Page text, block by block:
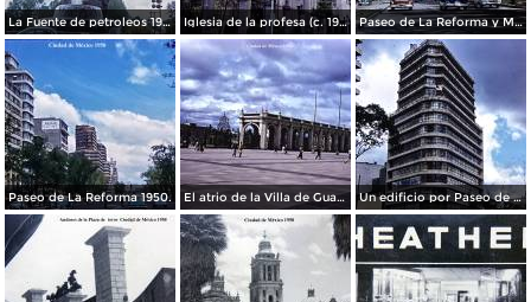
La Fuente de petroleos 1950. Iglesia de la profesa (c. 1950) Paseo de La Reforma y Mto a La Independencia 1950
Paseo de La Reforma 1950. El atrio de la Villa de Guadalupe 1950. Un edificio por Paseo de La Reforma 1950